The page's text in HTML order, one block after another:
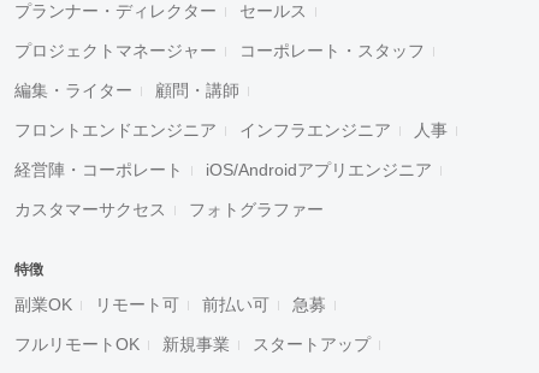
プランナー・ディレクター セールス
プロジェクトマネージャー コーポレート・スタッフ
編集・ライター 顧問・講師
フロントエンドエンジニア インフラエンジニア 人事
経営陣・コーポレート iOS/Androidアプリエンジニア
カスタマーサクセス フォトグラファー
特徴
副業OK リモート可 前払い可 急募
フルリモートOK 新規事業 スタートアップ